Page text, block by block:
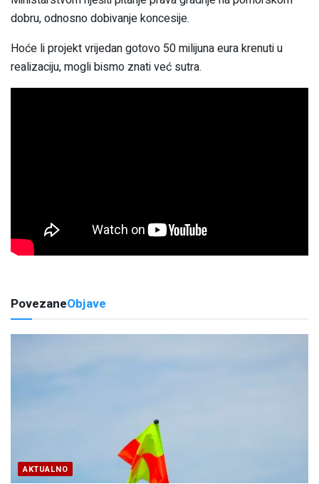
dobru, odnosno dobivanje koncesije.
Hoće li projekt vrijedan gotovo 50 milijuna eura krenuti u
realizaciju, mogli bismo znati već sutra.
PovezaneObjave
AKTUALNO